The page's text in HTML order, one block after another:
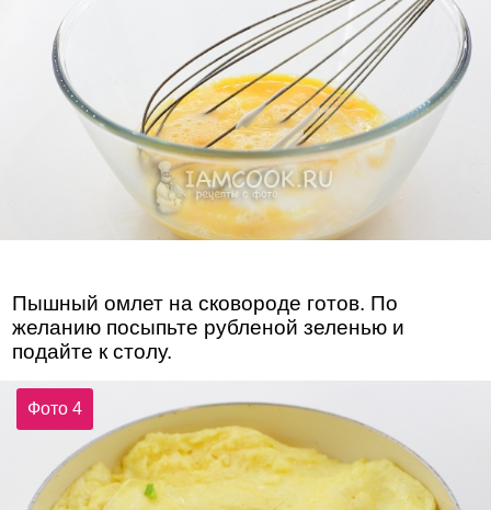
Пышный омлет на сковороде готов. По
желанию посыпьте рубленой зеленью и
подайте к столу.
Фото 4